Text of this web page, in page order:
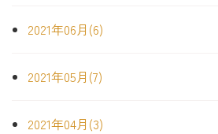
2021年06月(6)
2021年05月(7)
2021年04月(3)